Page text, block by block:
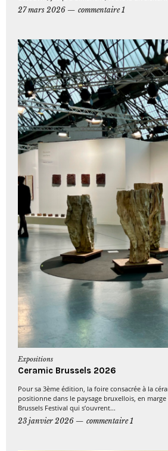
27 mars 2026
commentaire 1
Expositions
Ceramic Brussels 2026
Pour sa 3ème édition, la foire consacrée à la
positionne dans le paysage bruxellois, en marge
Brussels Festival qui s’ouvrent...
23 janvier 2026
commentaire 1